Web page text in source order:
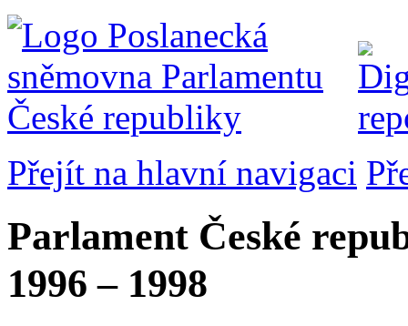
Přejít na hlavní navigaci
Parlament České
1996 – 1998